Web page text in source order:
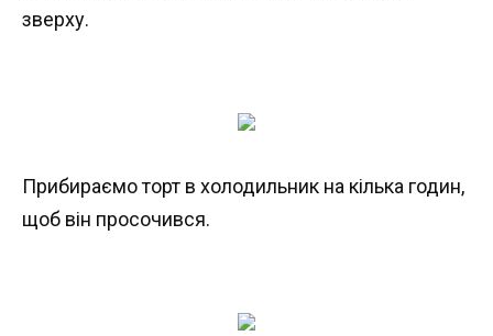
зверху.
Прибираємо торт в холодильник на кілька годин,
щоб він просочився.